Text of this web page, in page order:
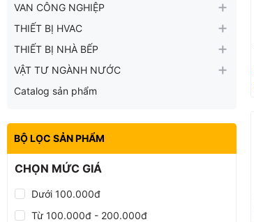
VAN CÔNG NGHIỆP
THIẾT BỊ HVAC
THIẾT BỊ NHÀ BẾP
VẬT TƯ NGÀNH NƯỚC
Catalog sản phẩm
BỘ LỌC SẢN PHẨM
CHỌN MỨC GIÁ
Dưới 100.000đ
Từ 100.000đ - 200.000đ